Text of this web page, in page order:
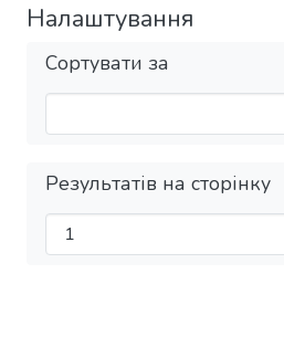
Налаштування
Сортувати за
Результатів на сторінку